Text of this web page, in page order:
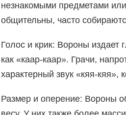
незнакомыми предметами
общительны, часто
Голос и крик: Вороны издает
как «каар-каар». Грачи,
характерный звук «кяя-
Размер и оперение: Вороны